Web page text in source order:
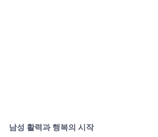
남성 활력과 행복의 시작